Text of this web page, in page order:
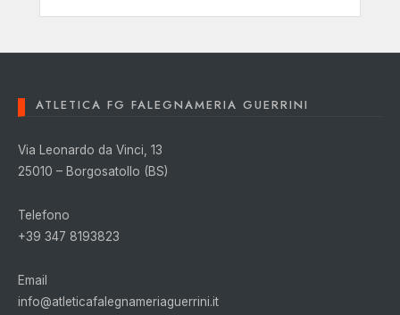
ATLETICA FG FALEGNAMERIA GUERRINI
Via Leonardo da Vinci, 13
25010 – Borgosatollo (BS)
Telefono
+39 347 8193823
Email
info@atleticafalegnameriaguerrini.it